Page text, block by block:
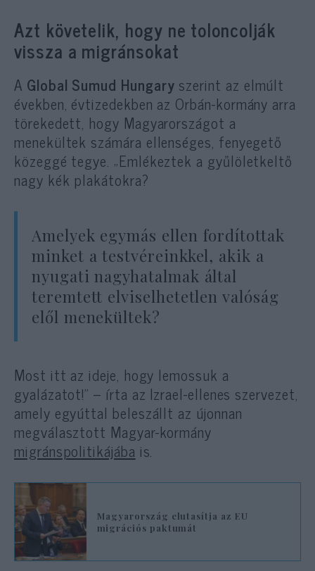
Azt követelik, hogy ne toloncolják
vissza a migránsokat
A Global Sumud Hungary szerint az elmúlt
években, évtizedekben az Orbán-kormány arra
törekedett, hogy Magyarországot a
menekültek számára ellenséges, fenyegető
közeggé tegye. „Emlékeztek a gyűlöletkeltő
nagy kék plakátokra?
Amelyek egymás ellen fordítottak
minket a testvéreinkkel, akik a
nyugati nagyhatalmak által
teremtett elviselhetetlen valóság
elől menekültek?
Most itt az ideje, hogy lemossuk a
gyalázatot!” – írta az Izrael-ellenes szervezet,
amely egyúttal beleszállt az újonnan
megválasztott Magyar-kormány
migránspolitikájába is.
Magyarország elutasítja az EU
migrációs paktumát